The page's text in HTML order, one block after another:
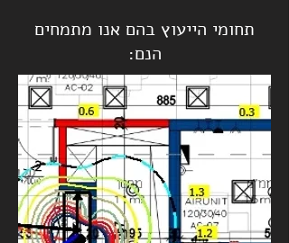
תחומי הייעוץ בהם אנו מתמחים
הנם: